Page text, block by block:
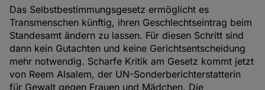
Das Selbstbestimmungsgesetz ermöglicht es
Transmenschen künftig, ihren Geschlechtseintrag beim
Standesamt ändern zu lassen. Für diesen Schritt sind
dann kein Gutachten und keine Gerichtsentscheidung
mehr notwendig. Scharfe Kritik am Gesetz kommt jetzt
von Reem Alsalem, der UN-Sonderberichterstatterin
für Gewalt gegen Frauen und Mädchen. Die